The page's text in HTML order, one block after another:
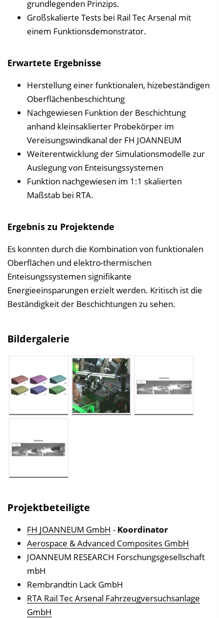
grundlegenden Prinzips.
Großskalierte Tests bei Rail Tec Arsenal mit
einem Funktionsdemonstrator.
Erwartete Ergebnisse
Herstellung einer funktionalen, hizebeständigen
Oberflächenbeschichtung
Nachgewiesen Funktion der Beschichtung
anhand kleinsaklierter Probekörper im
Vereisungswindkanal der FH JOANNEUM
Weiterentwicklung der Simulationsmodelle zur
Auslegung von Enteisungssystemen
Funktion nachgewiesen im 1:1 skalierten
Maßstab bei RTA.
Ergebnis zu Projektende
Es konnten durch die Kombination von funktionalen
Oberflächen und elektro-thermischen
Enteisungssystemen signifikante
Energieeinsparungen erzielt werden. Kritisch ist die
Beständigkeit der Beschichtungen zu sehen.
Bildergalerie
Projektbeteiligte
FH JOANNEUM GmbH - Koordinator
Aerospace & Advanced Composites GmbH
JOANNEUM RESEARCH Forschungsgesellschaft
mbH
Rembrandtin Lack GmbH
RTA Rail Tec Arsenal Fahrzeugversuchsanlage
GmbH